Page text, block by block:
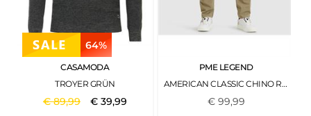
64%
CASAMODA
TROYER GRÜN
€89,99 € 39,99
PME LEGEND
AMERICAN CLASSIC CHINO RELAXED FIT ELMWOOD
€ 99,99